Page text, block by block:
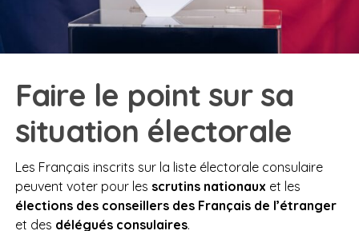
Faire le point sur sa
situation électorale
Les Français inscrits sur la liste électorale consulaire
peuvent voter pour les scrutins nationaux et les
élections des conseillers des Français de l’étranger
et des délégués consulaires.